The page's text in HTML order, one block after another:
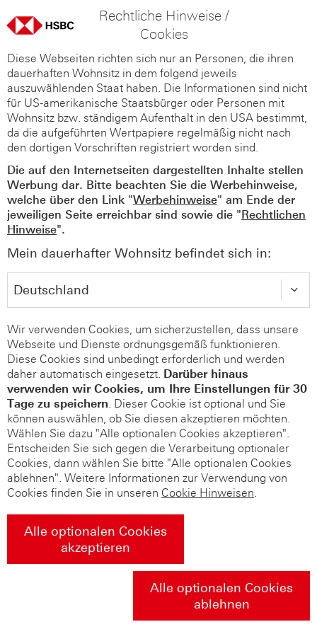
Rechtliche Hinweise /
Cookies
Diese Webseiten richten sich nur an Personen, die ihren
dauerhaften Wohnsitz in dem folgend jeweils
auszuwählenden Staat haben. Die Informationen sind nicht
für US-amerikanische Staatsbürger oder Personen mit
Wohnsitz bzw. ständigem Aufenthalt in den USA bestimmt,
da die aufgeführten Wertpapiere regelmäßig nicht nach
den dortigen Vorschriften registriert worden sind.
Die auf den Internetseiten dargestellten Inhalte stellen
Werbung dar. Bitte beachten Sie die Werbehinweise,
welche über den Link "Werbehinweise" am Ende der
jeweiligen Seite erreichbar sind sowie die "Rechtlichen
Hinweise".
Mein dauerhafter Wohnsitz befindet sich in:
Wir verwenden Cookies, um sicherzustellen, dass unsere
Webseite und Dienste ordnungsgemäß funktionieren.
Diese Cookies sind unbedingt erforderlich und werden
daher automatisch eingesetzt. Darüber hinaus
verwenden wir Cookies, um Ihre Einstellungen für 30
Tage zu speichern. Dieser Cookie ist optional und Sie
können auswählen, ob Sie diesen akzeptieren möchten.
Wählen Sie dazu "Alle optionalen Cookies akzeptieren".
Entscheiden Sie sich gegen die Verarbeitung optionaler
Cookies, dann wählen Sie bitte "Alle optionalen Cookies
ablehnen". Weitere Informationen zur Verwendung von
Cookies finden Sie in unseren Cookie Hinweisen.
Alle optionalen Cookies
akzeptieren
Alle optionalen Cookies
ablehnen